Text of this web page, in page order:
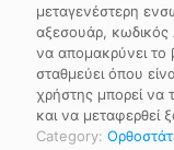
μεταγενέστερη
αξεσουάρ, κωδικός
να απομακρύνει το
σταθμεύει όπου
χρήστης μπορεί να
και να μεταφερθεί
Category: